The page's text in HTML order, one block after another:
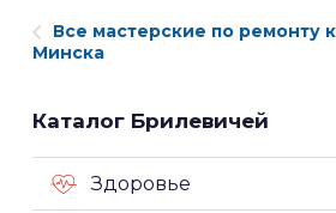
Все мастерские по ремонту
Минска
Каталог Брилевичей
Здоровье